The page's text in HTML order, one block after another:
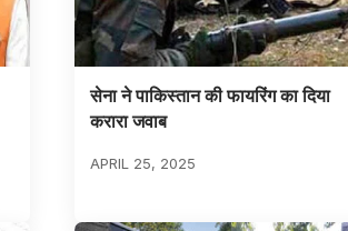
सेना ने पाकिस्तान की फायरिंग का दिया
करारा जवाब
APRIL 25, 2025